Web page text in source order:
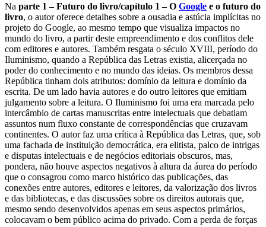
Na parte 1 – Futuro do livro/capítulo 1 – O Google e o futuro do
livro, o autor oferece detalhes sobre a ousadia e astúcia implícitas no
projeto do Google, ao mesmo tempo que visualiza impactos no
mundo do livro, a partir deste empreendimento e dos conflitos dele
com editores e autores. Também resgata o século XVIII, período do
Iluminismo, quando a República das Letras existia, alicerçada no
poder do conhecimento e no mundo das ideias. Os membros dessa
República tinham dois atributos: domínio da leitura e domínio da
escrita. De um lado havia autores e do outro leitores que emitiam
julgamento sobre a leitura. O Iluminismo foi uma era marcada pelo
intercâmbio de cartas manuscritas entre intelectuais que debatiam
assuntos num fluxo constante de correspondências que cruzavam
continentes. O autor faz uma crítica à República das Letras, que, sob
uma fachada de instituição democrática, era elitista, palco de intrigas
e disputas intelectuais e de negócios editoriais obscuros, mas,
pondera, não houve aspectos negativos à altura da áurea do período
que o consagrou como marco histórico das publicações, das
conexões entre autores, editores e leitores, da valorização dos livros
e das bibliotecas, e das discussões sobre os direitos autorais que,
mesmo sendo desenvolvidos apenas em seus aspectos primários,
colocavam o bem público acima do privado. Com a perda de forças